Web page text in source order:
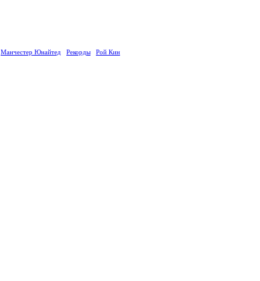
Манчестер Юнайтед Рекорды Рой Кин